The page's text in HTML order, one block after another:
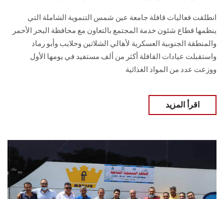
انطلقت فعاليات قافلة جامعة عين شمس التنموية الشاملة التي
ينظمها قطاع شئون خدمة المجتمع بالتعاون مع محافظة البحر الأحمر
والمنطقة الجنوبية العسكرية لأهالي الشلاتين ‏وحلايب وأبو رماد‏
واستقبلت عيادات القافلة أكثر من ألف مستفيد في يومها الأول
‏ووزعت عدد من المواد الغذائية ‏
اقرأ المزيد